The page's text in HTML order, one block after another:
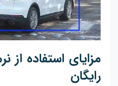
مزایای استفاده از
رایگان